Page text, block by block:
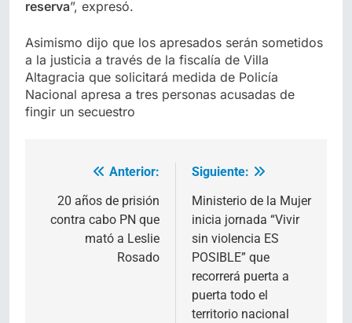
reserva”, expresó.
Asimismo dijo que los apresados serán sometidos
a la justicia a través de la fiscalía de Villa
Altagracia que solicitará medida de Policía
Nacional apresa a tres personas acusadas de
fingir un secuestro
Navegación
de
entradas
Anterior:
20 años de prisión
contra cabo PN que
mató a Leslie
Rosado
Siguiente:
Ministerio de la Mujer
inicia jornada “Vivir
sin violencia ES
POSIBLE” que
recorrerá puerta a
puerta todo el
territorio nacional